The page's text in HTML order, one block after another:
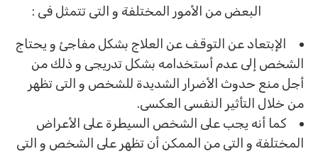
البعض من الأمور المختلفة و التى تتمثل فى :
الإبتعاد عن التوقف عن العلاج بشكل مفاجئ و يحتاج
الشخص إلى عدم أستخدامه بشكل تدريجى و ذلك من
أجل منع حدوث الأضرار الشديدة للشخص و التى تظهر
من خلال التأثير النفسى العكسى.
كما أنه يجب على الشخص السيطرة على الأعراض
المختلفة و التى من الممكن أن تظهر على الشخص و التى